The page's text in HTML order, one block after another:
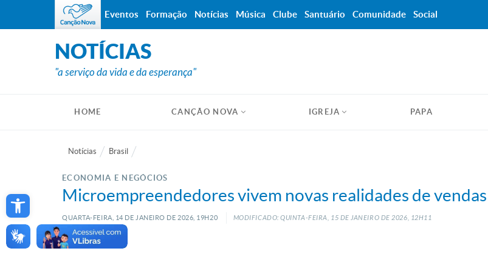
Open toolbar
NOTÍCIAS
"a serviço da vida e da esperança"
HOME CANÇÃO NOVA IGREJA PAPA
Notícias Brasil
ECONOMIA E NEGÓCIOS
Microempreendedores vivem novas realidades de vendas
QUARTA-FEIRA, 14 DE JANEIRO DE 2026, 19H20 MODIFICADO: QUINTA-FEIRA, 15 DEJANEIRO DE2026, 12H11
Eventos Formação Notícias Música Clube Santuário Comunidade Social